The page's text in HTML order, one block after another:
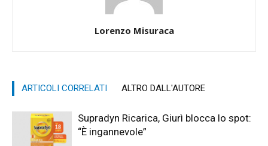
Lorenzo Misuraca
ARTICOLI CORRELATI ALTRO DALL'AUTORE
Supradyn Ricarica, Giurì blocca lo spot:
“È ingannevole”